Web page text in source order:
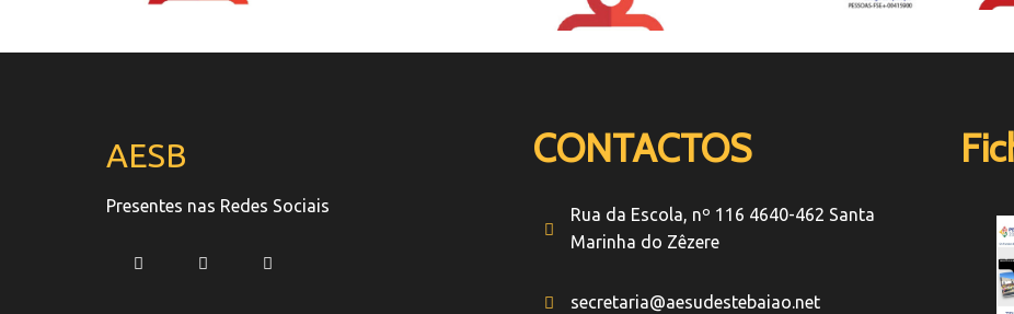
AESB
Presentes nas Redes Sociais
CONTACTOS
Rua da Escola, nº 116 4640-462 Santa
Marinha do Zêzere
secretaria@aesudestebaiao.net